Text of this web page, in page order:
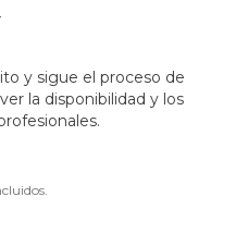
y sigue el proceso de
la disponibilidad y los